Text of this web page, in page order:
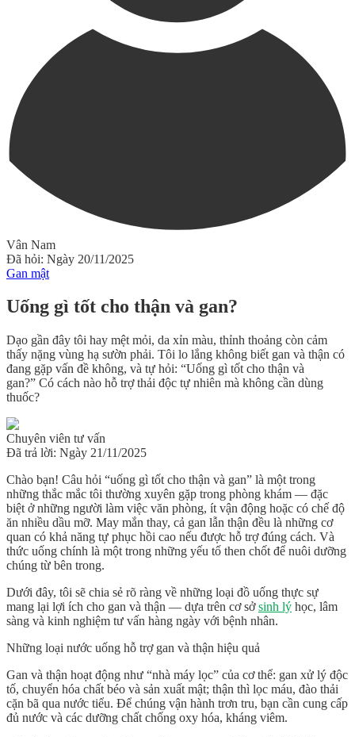
Vân Nam
Đã hỏi: Ngày 20/11/2025
Gan mật
Uống gì tốt cho thận và gan?
Dạo gần đây tôi hay mệt mỏi, da xỉn màu, thỉnh thoảng còn cảm
thấy nặng vùng hạ sườn phải. Tôi lo lắng không biết gan và thận có
đang gặp vấn đề không, và tự hỏi: “Uống gì tốt cho thận và
gan?” Có cách nào hỗ trợ thải độc tự nhiên mà không cần dùng
thuốc?
Chuyên viên tư vấn
Đã trả lời: Ngày 21/11/2025
Chào bạn! Câu hỏi “uống gì tốt cho thận và gan” là một trong
những thắc mắc tôi thường xuyên gặp trong phòng khám — đặc
biệt ở những người làm việc văn phòng, ít vận động hoặc có chế độ
ăn nhiều dầu mỡ. May mắn thay, cả gan lẫn thận đều là những cơ
quan có khả năng tự phục hồi cao nếu được hỗ trợ đúng cách. Và
thức uống chính là một trong những yếu tố then chốt để nuôi dưỡng
chúng từ bên trong.
Dưới đây, tôi sẽ chia sẻ rõ ràng về những loại đồ uống thực sự
mang lại lợi ích cho gan và thận — dựa trên cơ sởsinh lý học, lâm
sàng và kinh nghiệm tư vấn hàng ngày với bệnh nhân.
Những loại nước uống hỗ trợ gan và thận hiệu quả
Gan và thận hoạt động như “nhà máy lọc” của cơ thể: gan xử lý độc
tố, chuyển hóa chất béo và sản xuất mật; thận thì lọc máu, đào thải
cặn bã qua nước tiểu. Để chúng vận hành trơn tru, bạn cần cung cấp
đủ nước và các dưỡng chất chống oxy hóa, kháng viêm.